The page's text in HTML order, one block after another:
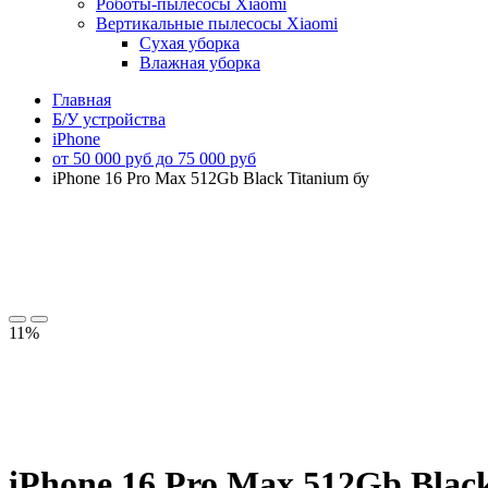
Роботы-пылесосы Xiaomi
Вертикальные пылесосы Xiaomi
Сухая уборка
Влажная уборка
Главная
Б/У устройства
iPhone
от 50 000 руб до 75 000 руб
iPhone 16 Pro Max 512Gb Black Titanium бу
11%